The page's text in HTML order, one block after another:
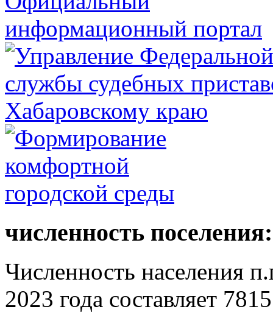
численность поселения:
Численность населения
2023 года составляет